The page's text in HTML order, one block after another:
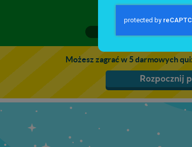
Możesz zagrać w 5 darmowych
Rozpocznij